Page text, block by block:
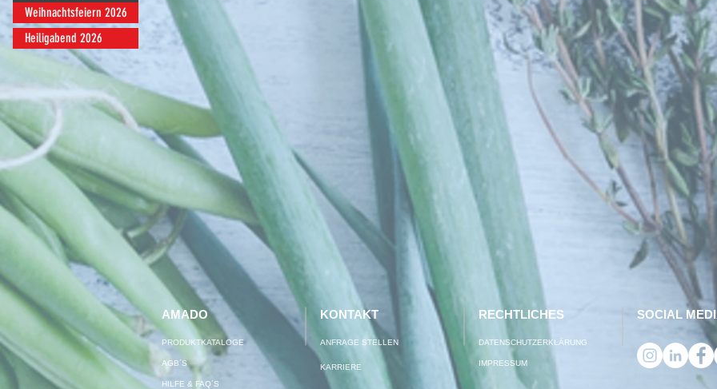
Weihnachtsfeiern 2026
Heiligabend 2026
AMADO
PRODUKTKATALOGE
AGB´S
HILFE & FAQ´S
KONTAKT
ANFRAGE STELLEN
KARRIERE​
RECHTLICHES
DATENSCHUTZERKLÄRUNG
IMPRESSUM
SOCIAL